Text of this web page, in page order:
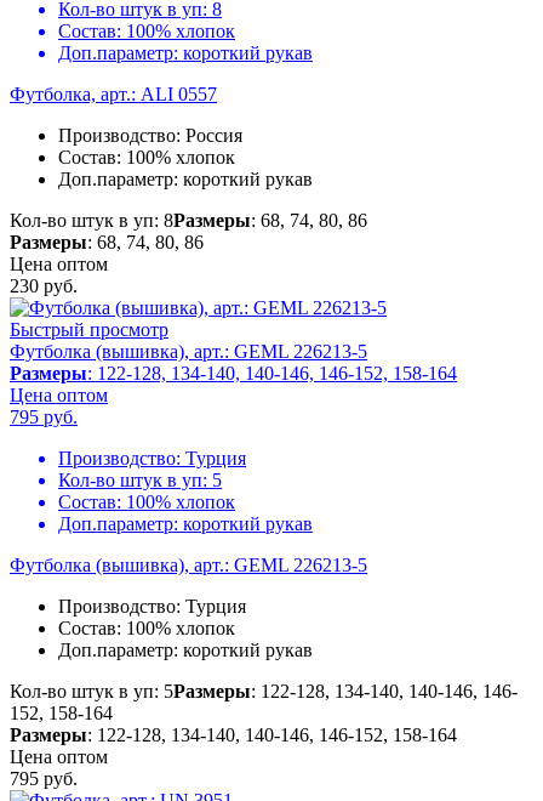
Кол-во штук в уп: 8
Состав: 100% хлопок
Доп.параметр: короткий рукав
Футболка, арт.: ALI 0557
Производство: Россия
Состав: 100% хлопок
Доп.параметр: короткий рукав
Кол-во штук в уп: 8Размеры: 68, 74, 80, 86
Размеры: 68, 74, 80, 86
Цена оптом
230 руб.
Быстрый просмотр
Футболка (вышивка), арт.: GEML 226213-5
Размеры: 122-128, 134-140, 140-146, 146-152, 158-164
Цена оптом
795 руб.
Производство: Турция
Кол-во штук в уп: 5
Состав: 100% хлопок
Доп.параметр: короткий рукав
Футболка (вышивка), арт.: GEML 226213-5
Производство: Турция
Состав: 100% хлопок
Доп.параметр: короткий рукав
Кол-во штук в уп: 5Размеры: 122-128, 134-140, 140-146, 146-
152, 158-164
Размеры: 122-128, 134-140, 140-146, 146-152, 158-164
Цена оптом
795 руб.